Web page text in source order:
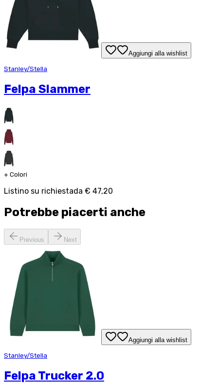
Aggiungi alla wishlist
Stanley/Stella
Felpa Slammer
+ Colori
Listino su richiestada € 47,20
Potrebbe piacerti anche
Previous Next
Aggiungi alla wishlist
Stanley/Stella
Felpa Trucker 2.0